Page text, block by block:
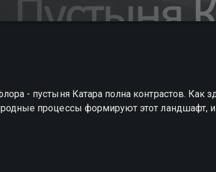
- пустыня Катара полна контрастов. Как
процессы формируют этот ландшафт,